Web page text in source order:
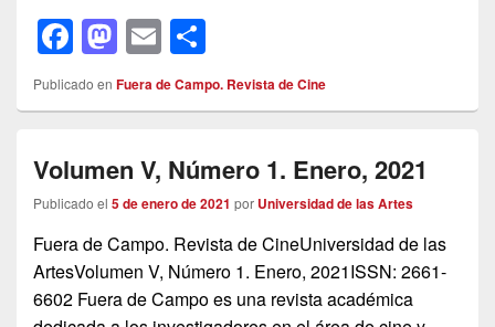
F
a
c
b
o
o
k
M
a
st
d
o
n
E
m
ail
o
m
ar
tir
Publicado en Fuera de Campo. Revista de Cine
Volumen V, Número 1. Enero, 2021
Publicado el 5 de enero de 2021 por Universidad de las Artes
Fuera de Campo. Revista de CineUniversidad de las
ArtesVolumen V, Número 1. Enero, 2021ISSN: 2661-
6602 Fuera de Campo es una revista académica